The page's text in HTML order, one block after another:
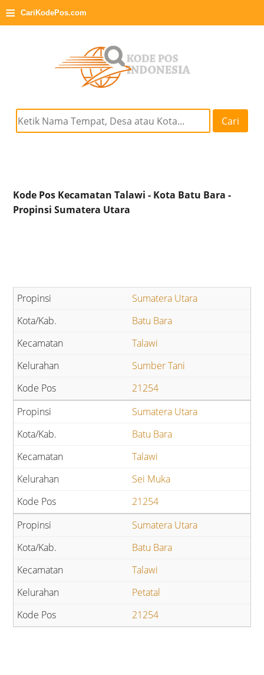
≡ CariKodePos.com
Cari
Kode Pos Kecamatan Talawi - Kota Batu Bara -
Propinsi Sumatera Utara
Sumatera Utara
Batu Bara
Talawi
Sumber Tani
21254
Sumatera Utara
Batu Bara
Talawi
Sei Muka
21254
Sumatera Utara
Batu Bara
Talawi
Petatal
21254